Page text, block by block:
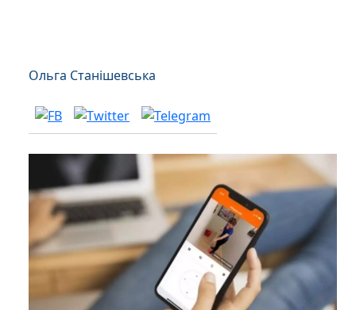
Ольга Станішевська